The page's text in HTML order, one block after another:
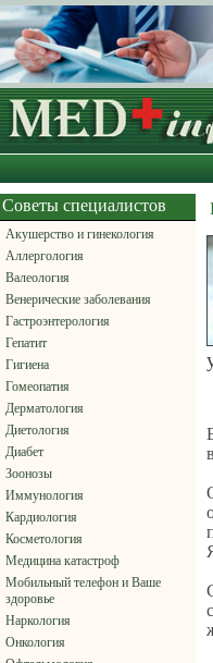
Советы специалистов
Акушерство и гинекология
Аллергология
Валеология
Венерические заболевания
Гастроэнтерология
Гепатит
Гигиена
Гомеопатия
Дерматология
Диетология
Диабет
Зоонозы
Иммунология
Кардиология
Косметология
Медицина катастроф
Мобильный телефон и Ваше
здоровье
Наркология
Онкология